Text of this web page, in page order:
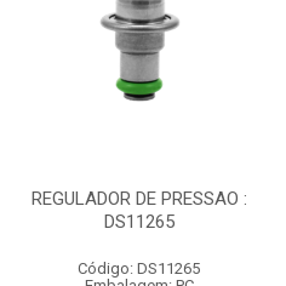
REGULADOR DE PRESSAO :
DS11265
Código: DS11265